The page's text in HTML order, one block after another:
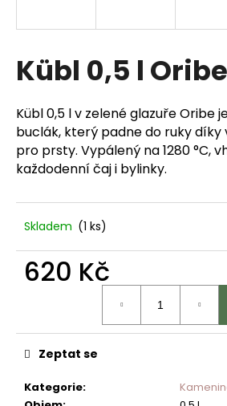
Kübl 0,5 l Oribe
Kübl 0,5 l v zelené glazuře Oribe
buclák, který padne do ruky
pro prsty. Vypálený na 1280 °C,
každodenní čaj i bylinky.
Skladem (1 ks)
620 Kč
Kategorie:
Zeptat se
í
t
?
D
o
u
č
u